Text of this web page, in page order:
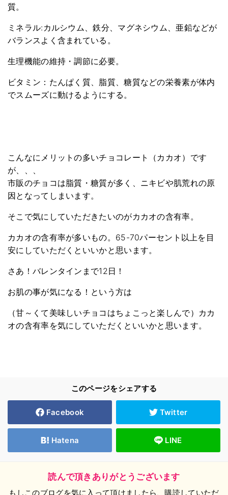
質。
ミネラル:カルシウム、鉄分、マグネシウム、亜鉛などが
バランスよく含まれている。
生理機能の維持・調節に必要。
ビタミン：たんぱく質、脂質、糖質などの栄養素が体内
でスムーズに動けるようにする。
こんなにメリットの多いチョコレート（カカオ）です
が、、、
市販のチョコは脂質・糖質が多く、ニキビや肌荒れの原
因となってしまいます。
そこで気にしていただきたいのがカカオの含有率。
カカオの含有率が多いもの。65-70パーセント以上を目
安にしていただくといいかと思います。
さあ！バレンタインまで12日！
お肌の事が気になる！という方は
（甘～くて美味しいチョコはちょこっと楽しんで）カカ
オの含有率を気にしていただくといいかと思います。
このページをシェアする
Facebook Twitter
Hatena LINE
読んで頂きありがとうございます
もしこのブログを気に入って頂けましたら、購読していただ